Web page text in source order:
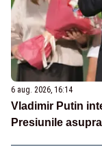
6 aug. 2026, 16:14
Vladimir Putin
Presiunile